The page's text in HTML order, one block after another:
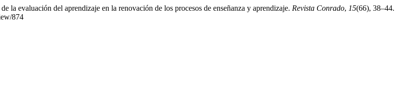
la evaluación del aprendizaje en la renovación de los procesos de enseñanza y aprendizaje. Revista Conrado, 15(66), 38–44.
874